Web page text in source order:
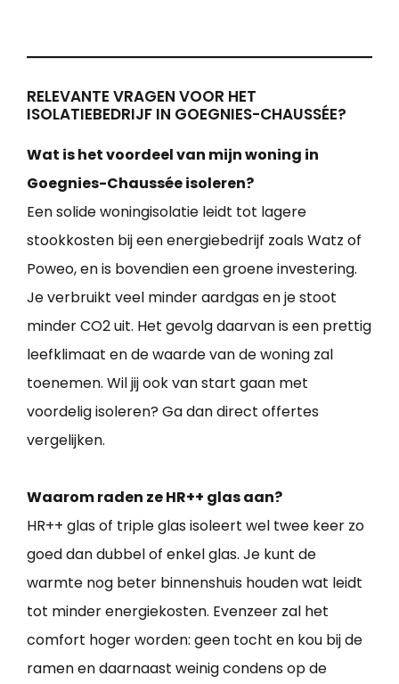
RELEVANTE VRAGEN VOOR HET
ISOLATIEBEDRIJF IN GOEGNIES-CHAUSSÉE?
Wat is het voordeel van mijn woning in
Goegnies-Chaussée isoleren?
Een solide woningisolatie leidt tot lagere
stookkosten bij een energiebedrijf zoals Watz of
Poweo, en is bovendien een groene investering.
Je verbruikt veel minder aardgas en je stoot
minder CO2 uit. Het gevolg daarvan is een prettig
leefklimaat en de waarde van de woning zal
toenemen. Wil jij ook van start gaan met
voordelig isoleren? Ga dan direct offertes
vergelijken.
Waarom raden ze HR++ glas aan?
HR++ glas of triple glas isoleert wel twee keer zo
goed dan dubbel of enkel glas. Je kunt de
warmte nog beter binnenshuis houden wat leidt
tot minder energiekosten. Evenzeer zal het
comfort hoger worden: geen tocht en kou bij de
ramen en daarnaast weinig condens op de